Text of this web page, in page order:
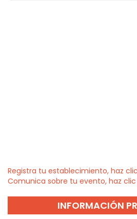
Registra tu establecimiento, haz
Comunica sobre tu evento, haz
INFORMACIÓN